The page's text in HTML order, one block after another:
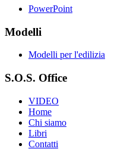
PowerPoint
Modelli
Modelli per l'edilizia
S.O.S. Office
VIDEO
Home
Chi siamo
Libri
Contatti